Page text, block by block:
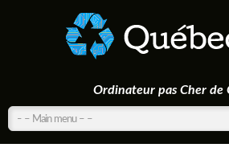
Ordinateur pas Cher de